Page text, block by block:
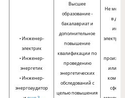
• Инженер-
электрик
• Инженер-
энергетик
• Инженер-
энергоаудитор
Высшее
образование -
бакалавриат и
дополнительное
повышение
квалификации по
проведению
энергетических
обследований с
целью повышения
Не
в
или
сфере